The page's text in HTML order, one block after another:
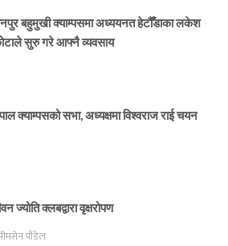
बहुमुखी क्याम्पसमा अध्ययनत हेटौँडाका लकेश
सुरु गरे आफ्नै व्यवसाय
क्याम्पसको सभा, अध्यक्षमा विश्वराज राई चयन
ज्योति क्लबद्वारा वृक्षरोपण
पौडेल